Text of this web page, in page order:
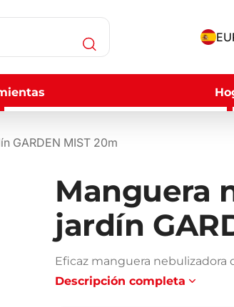
GARDEN MIST 20m
Manguera
jardín
Eficaz manguera nebulizadora
Descripción completa